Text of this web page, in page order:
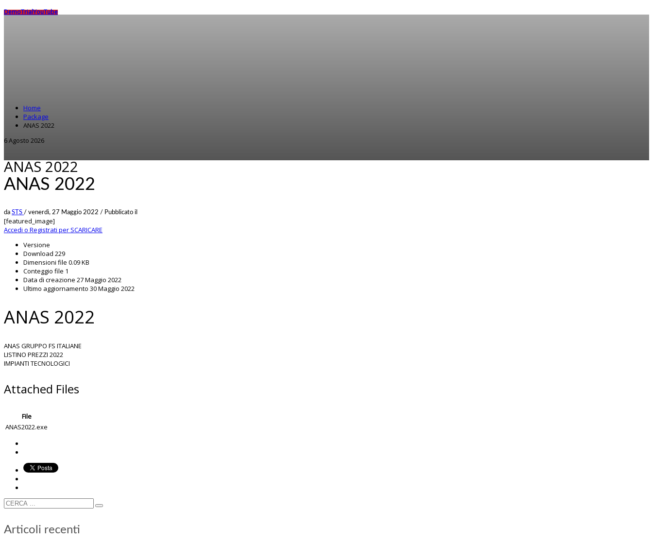
DemoTrialYouTube
Home
Package
ANAS 2022
6 Agosto 2026
ANAS 2022
ANAS 2022
da STS / venerdì, 27 Maggio 2022 / Pubblicato il
[featured_image]
Accedi o Registrati per SCARICARE
Versione
Download 229
Dimensioni file 0.09 KB
Conteggio file 1
Data di creazione 27 Maggio 2022
Ultimo aggiornamento 30 Maggio 2022
ANAS 2022
ANAS GRUPPO FS ITALIANE
LISTINO PREZZI 2022
IMPIANTI TECNOLOGICI
Attached Files
File
ANAS2022.exe
Articoli recenti